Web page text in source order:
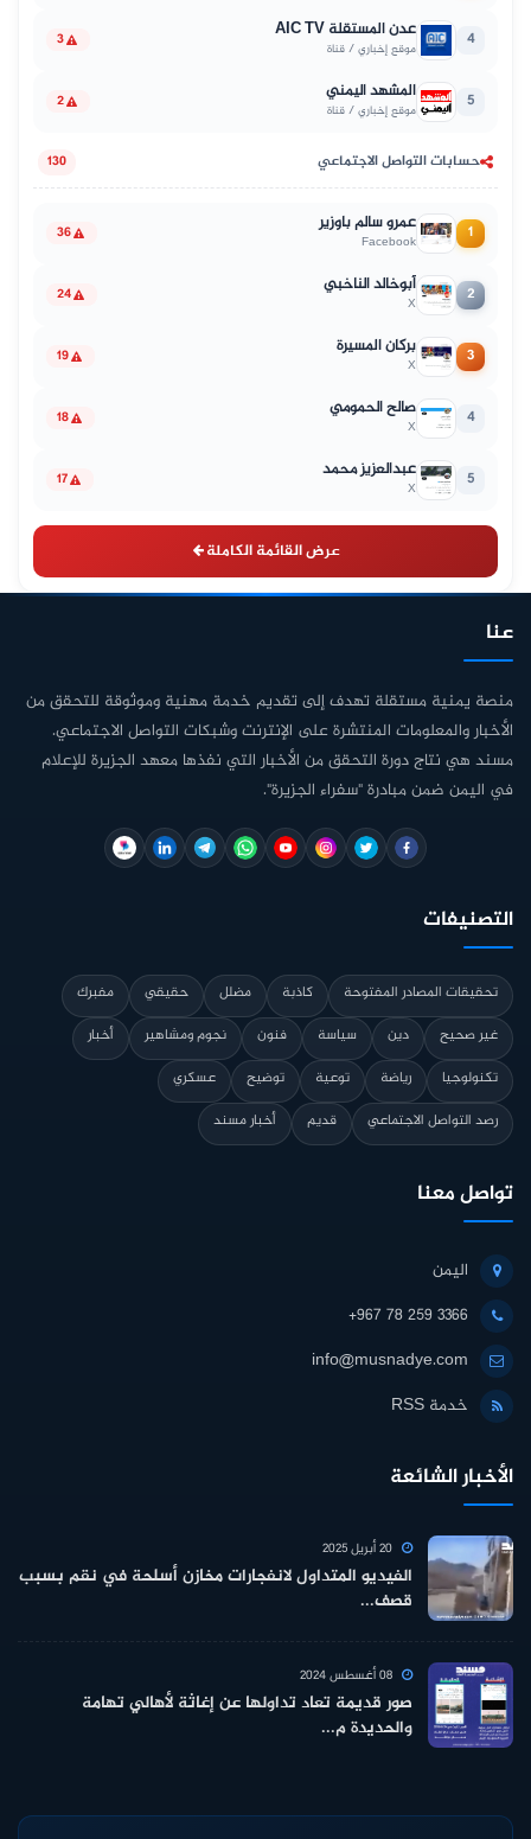
4 عدن المستقلة AIC TV
موقع إخباري / قناة 3
5 المشهد اليمني
موقع إخباري / قناة 2
حسابات التواصل الاجتماعي 130
1 عمرو سالم باوزير
Facebook
36
2 أبوخالد الناخبي
X
24
3 بركان المسيرة
X
19
4 صالح الحمومي
X
18
5 عبدالعزيز محمد
X
17
عرض القائمة الكاملة
عنا
منصة يمنية مستقلة تهدف إلى تقديم خدمة مهنية وموثوقة للتحقق من
الأخبار والمعلومات المنتشرة على الإنترنت وشبكات التواصل الاجتماعي.
مسند هي نتاج دورة التحقق من الأخبار التي نفذها معهد الجزيرة للإعلام
في اليمن ضمن مبادرة "سفراء الجزيرة".
التصنيفات
تحقيقات المصادر المفتوحة كاذبة مضلل حقيقي
مفبرك
غير صحيح
دين سياسة فنون نجوم ومشاهير
أخبار
تكنولوجيا
رياضة توعية توضيح
عسكري
رصد التواصل الاجتماعي
قديم أخبار مسند
تواصل معنا
اليمن
+967 78 259 3366
info@musnadye.com
خدمة RSS
الأخبار الشائعة
الفيديو المتداول لانفجارات مخازن أسلحة في نقم بسبب
قصف...
صور قديمة تعاد تداولها عن إغاثة لأهالي تهامة
والحديدة م...